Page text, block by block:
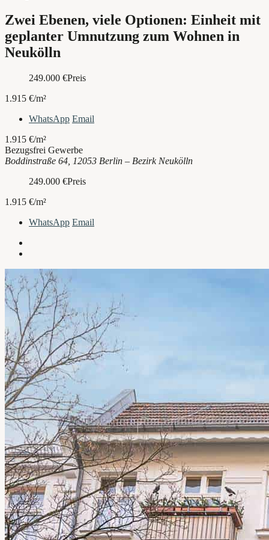
Zwei Ebenen, viele Optionen: Einheit mit
geplanter Umnutzung zum Wohnen in
Neukölln
249.000 €Preis
1.915 €/m²
WhatsApp Email
1.915 €/m²
Bezugsfrei Gewerbe
Boddinstraße 64, 12053 Berlin – Bezirk Neukölln
249.000 €Preis
1.915 €/m²
WhatsApp Email